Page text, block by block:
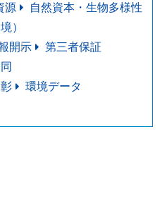
源
自然資本・生物多様性
）
開示
第三者保証
環境データ